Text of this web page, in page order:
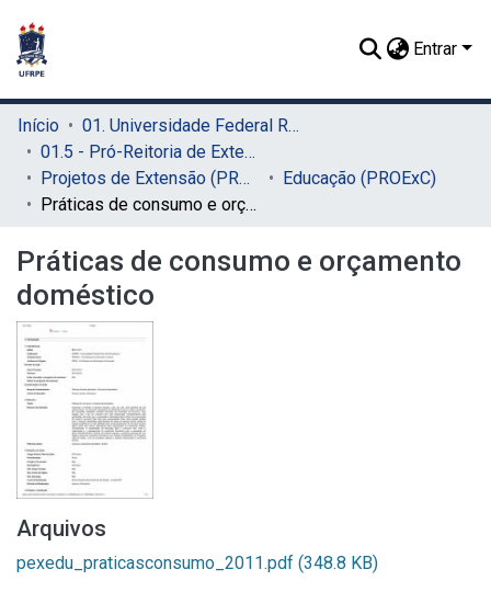
Entrar
Início
01. Universidade Federal Rural de Pernambuco - UFRPE (Sede)
01.5 - Pró-Reitoria de Extensão, Cultura e Cidadania (PROExC)
Projetos de Extensão (PROExC)
Educação (PROExC)
Práticas de consumo e orçamento doméstico
Práticas de consumo e orçamento
doméstico
Arquivos
pexedu_praticasconsumo_2011.pdf (348.8 KB)